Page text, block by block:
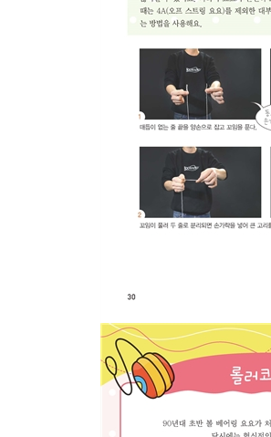
2. 레볼루션
4. 레슬레이션 바인드
5. 미러 이펙트
6. 매직 드롭
7. 리스트 마운트
6장 선수용 콤보 기술 배우
1. 캔디 레인 1
2. 레프트 라이트 핸드레일
5. 미키 사이드 콤보
6. 윤종기 스트링 트릭 콤보